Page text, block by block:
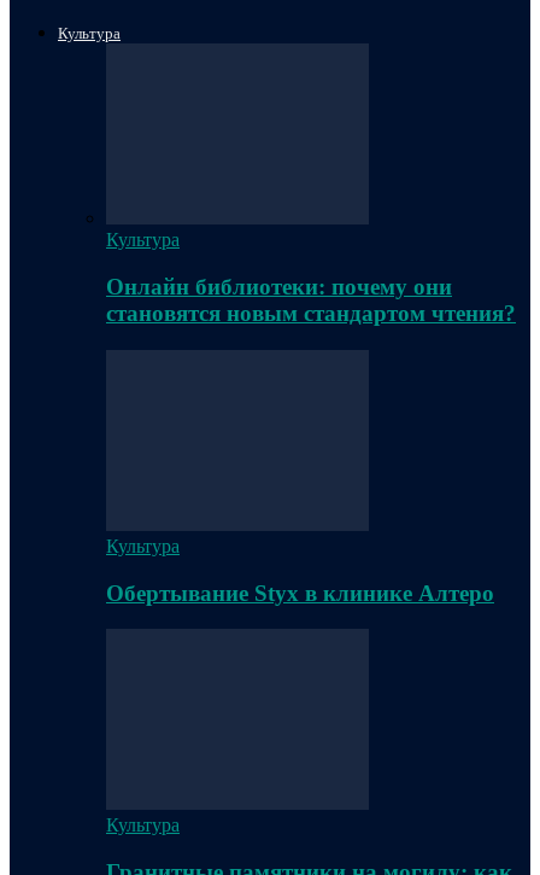
Культура
Культура
Онлайн библиотеки: почему они
становятся новым стандартом чтения?
Культура
Обертывание Styx в клинике Алтеро
Культура